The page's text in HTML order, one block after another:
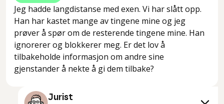
Jeg hadde langdistanse med exen. Vi har slått opp.
Han har kastet mange av tingene mine og jeg
prøver å spør om de resterende tingene mine. Han
ignorerer og blokkerer meg. Er det lov å
tilbakeholde informasjon om andre sine
gjenstander å nekte å gi dem tilbake?
Jurist